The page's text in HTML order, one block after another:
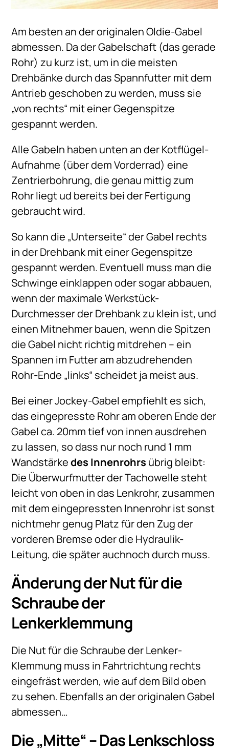
Am besten an der originalen Oldie-Gabel
abmessen. Da der Gabelschaft (das gerade
Rohr) zu kurz ist, um in die meisten
Drehbänke durch das Spannfutter mit dem
Antrieb geschoben zu werden, muss sie
„von rechts“ mit einer Gegenspitze
gespannt werden.
Alle Gabeln haben unten an der Kotflügel-
Aufnahme (über dem Vorderrad) eine
Zentrierbohrung, die genau mittig zum
Rohr liegt ud bereits bei der Fertigung
gebraucht wird.
So kann die „Unterseite“ der Gabel rechts
in der Drehbank mit einer Gegenspitze
gespannt werden. Eventuell muss man die
Schwinge einklappen oder sogar abbauen,
wenn der maximale Werkstück-
Durchmesser der Drehbank zu klein ist, und
einen Mitnehmer bauen, wenn die Spitzen
die Gabel nicht richtig mitdrehen – ein
Spannen im Futter am abzudrehenden
Rohr-Ende „links“ scheidet ja meist aus.
Bei einer Jockey-Gabel empfiehlt es sich,
das eingepresste Rohr am oberen Ende der
Gabel ca. 20mm tief von innen ausdrehen
zu lassen, so dass nur noch rund 1 mm
Wandstärkedes Innenrohrs übrig bleibt:
Die Überwurfmutter der Tachowelle steht
leicht von oben in das Lenkrohr, zusammen
mit dem eingepressten Innenrohr ist sonst
nichtmehr genug Platz für den Zug der
vorderen Bremse oder die Hydraulik-
Leitung, die später auchnoch durch muss.
Änderung der Nut für die
Schraube der
Lenkerklemmung
Die Nut für die Schraube der Lenker-
Klemmung muss in Fahrtrichtung rechts
eingefräst werden, wie auf dem Bild oben
zu sehen. Ebenfalls an der originalen Gabel
abmessen…
Die „Mitte“ – Das Lenkschloss